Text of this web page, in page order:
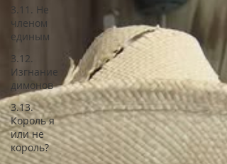
3.11. Не
членом
единым
3.12.
Изгнание
димонов
3.13.
Король я
или не
король?